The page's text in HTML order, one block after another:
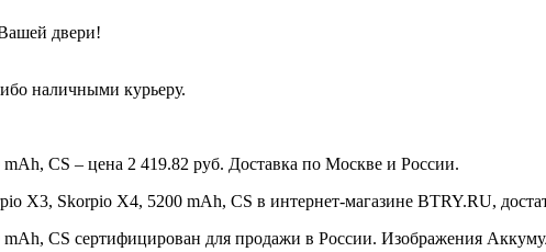
двери!
наличными курьеру.
CS – цена 2 419.82 руб. Доставка по Москве и России.
X3, Skorpio X4, 5200 mAh, CS в интернет-магазине BTRY.RU,
CS сертифицирован для продажи в России. Изображения